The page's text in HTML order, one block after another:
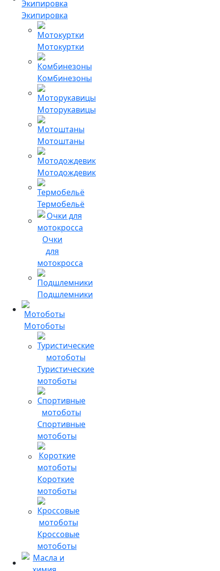
Экипировка
Мотокуртки
Комбинезоны
Моторукавицы
Мотоштаны
Мотодождевик
Термобельё
Очки
для
мотокросса
Подшлемники
Мотоботы
Туристические
мотоботы
Спортивные
мотоботы
Короткие
мотоботы
Кроссовые
мотоботы